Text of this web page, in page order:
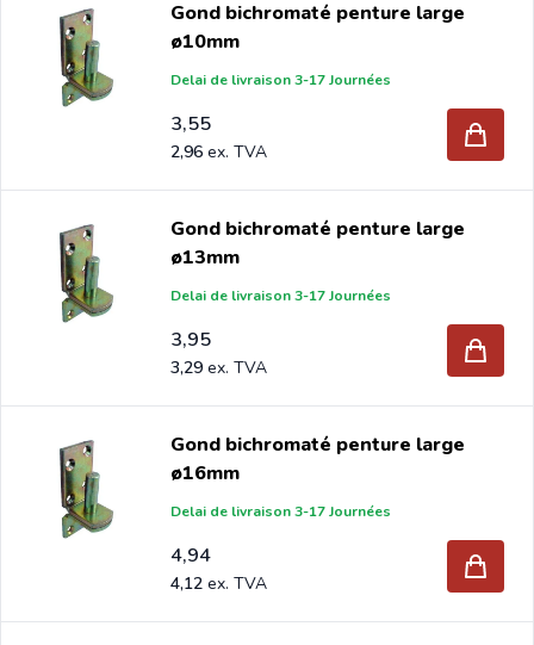
après quoi la porte peut simplement être accrochée dans
les gonds. Un système simple et rapide pour installer des
portails de jardin.
Si vous commandez vos nouveaux gonds à pouce chez
Intergard, vous bénéficierez des meilleurs prix et de la
gamme la plus large
Gond bichromaté penture large
ø10mm
Delai de livraison 3-17 Journées
3,55
2,96
Gond bichromaté penture large
ø13mm
Delai de livraison 3-17 Journées
3,95
3,29
Gond bichromaté penture large
ø16mm
Delai de livraison 3-17 Journées
4,94
4,12